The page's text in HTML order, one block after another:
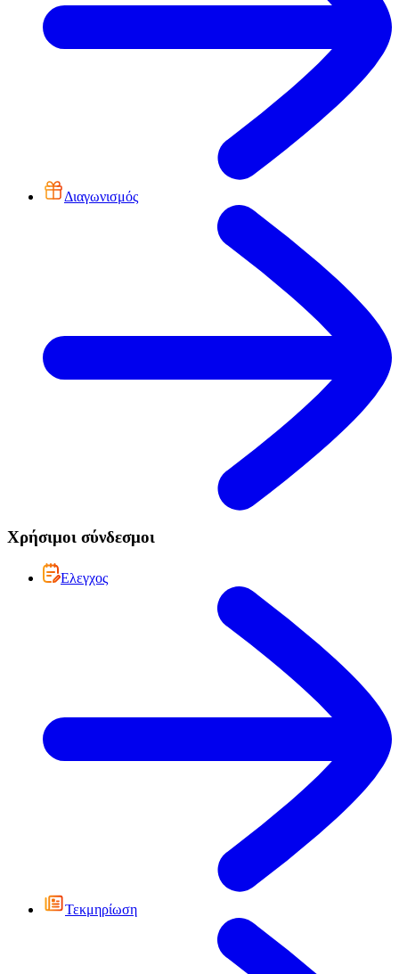
Διαγωνισμός
Χρήσιμοι σύνδεσμοι
Ελεγχος
Τεκμηρίωση